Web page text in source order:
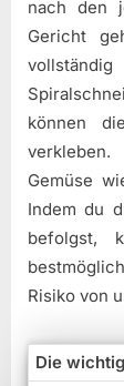
nach den
Gericht
können
Gemüse
Indem du
befolgst,
Risiko von
Die